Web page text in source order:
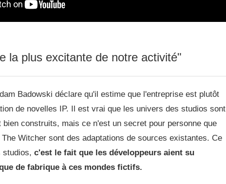
la plus excitante de notre activité"
Badowski déclare qu'il estime que l'entreprise est plutôt
de novelles IP. Il est vrai que les univers des studios sont
bien construits, mais ce n'est un secret pour personne que
Witcher sont des adaptations de sources existantes. Ce
studios, c'est le fait que les développeurs aient su
de fabrique à ces mondes fictifs.